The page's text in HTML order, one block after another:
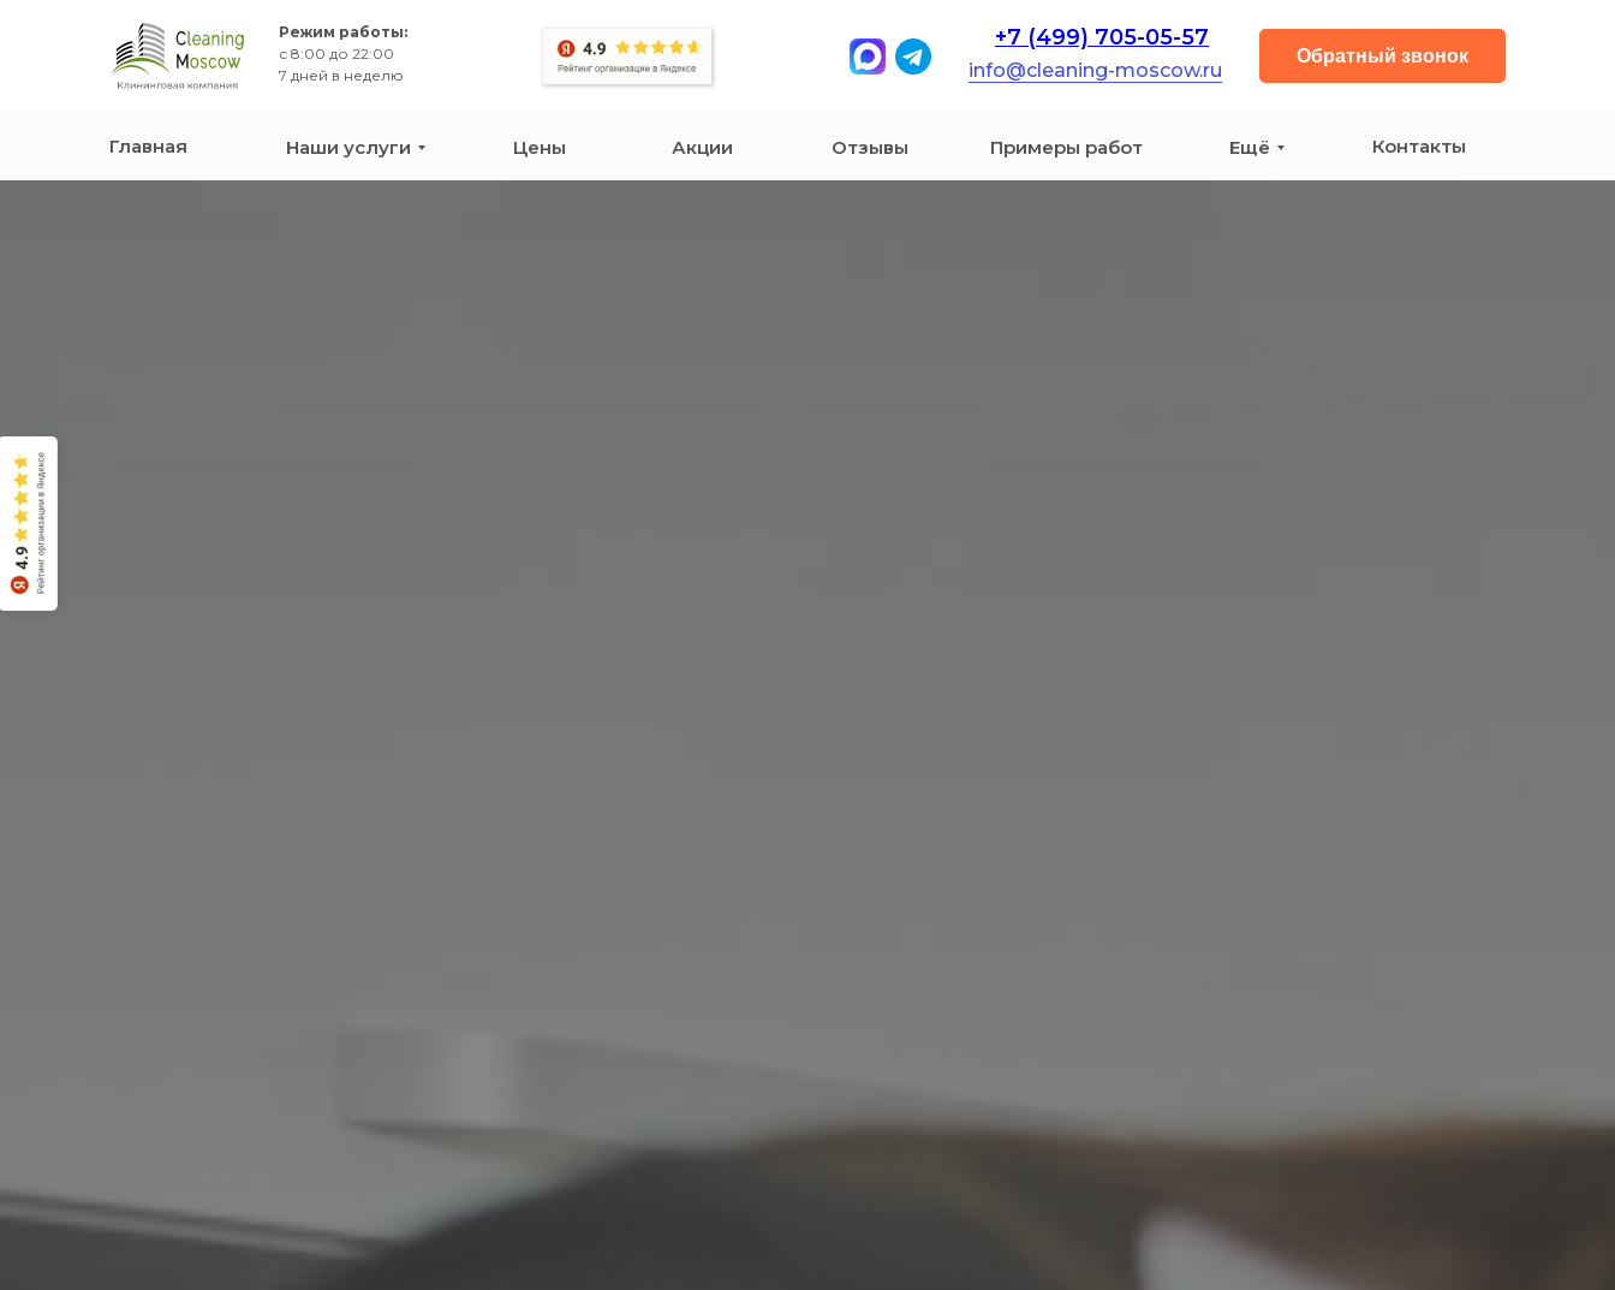
Режим работы:
с 8:00 до 22:00
7 дней в неделю
Главная Наши услуги Цены Отзывы Контакты
Примеры работ Ещё
Обратный звонок
+7 (499) 705-05-57
info@cleaning-moscow.ru
Акции